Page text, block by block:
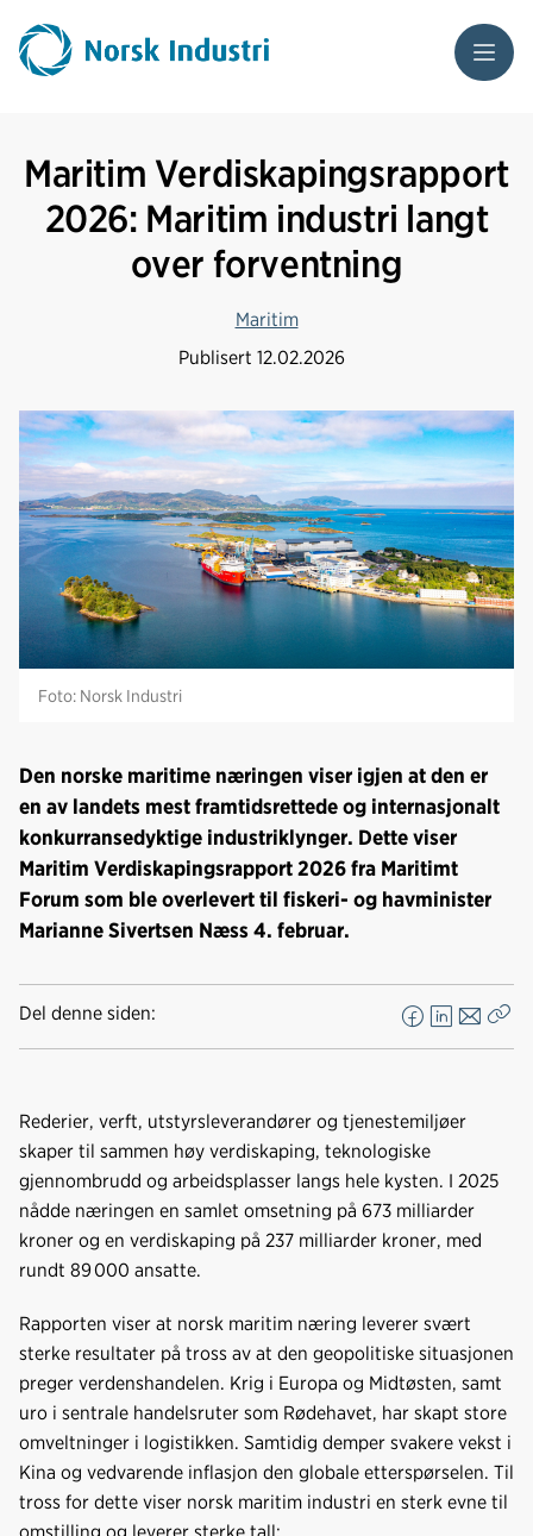
Meny
Maritim Verdiskapingsrapport
2026: Maritim industri langt
over forventning
Maritim
Publisert 12.02.2026
Foto: Norsk Industri
Den norske maritime næringen viser igjen at den er
en av landets mest framtidsrettede og internasjonalt
konkurransedyktige industriklynger. Dette viser
Maritim Verdiskapingsrapport 2026 fra Maritimt
Forum som ble overlevert til fiskeri- og havminister
Marianne Sivertsen Næss 4. februar.
Del denne siden:
F
a
e
b
L
i
k
e
I
E
-
o
t
Rederier, verft, utstyrsleverandører og tjenestemiljøer
skaper til sammen høy verdiskaping, teknologiske
gjennombrudd og arbeidsplasser langs hele kysten. I 2025
nådde næringen en samlet omsetning på 673 milliarder
kroner og en verdiskaping på 237 milliarder kroner, med
rundt 89 000 ansatte.
Rapporten viser at norsk maritim næring leverer svært
sterke resultater på tross av at den geopolitiske situasjonen
preger verdenshandelen. Krig i Europa og Midtøsten, samt
uro i sentrale handelsruter som Rødehavet, har skapt store
omveltninger i logistikken. Samtidig demper svakere vekst i
Kina og vedvarende inflasjon den globale etterspørselen. Til
tross for dette viser norsk maritim industri en sterk evne til
omstilling og leverer sterke tall: